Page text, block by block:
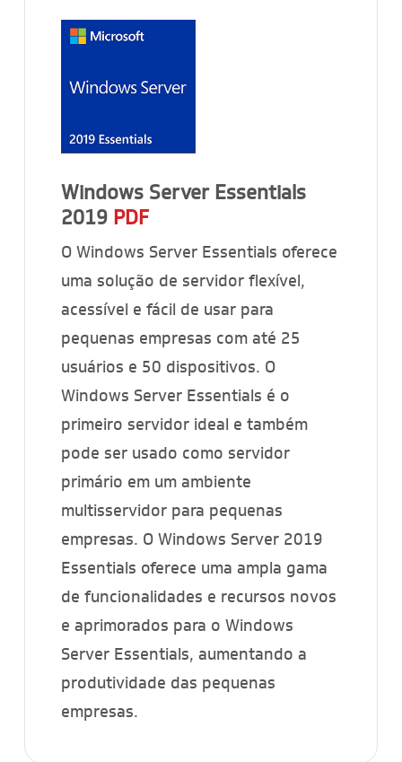
Windows Server Essentials
2019 PDF
O Windows Server Essentials oferece
uma solução de servidor flexível,
acessível e fácil de usar para
pequenas empresas com até 25
usuários e 50 dispositivos. O
Windows Server Essentials é o
primeiro servidor ideal e também
pode ser usado como servidor
primário em um ambiente
multisservidor para pequenas
empresas. O Windows Server 2019
Essentials oferece uma ampla gama
de funcionalidades e recursos novos
e aprimorados para o Windows
Server Essentials, aumentando a
produtividade das pequenas
empresas.